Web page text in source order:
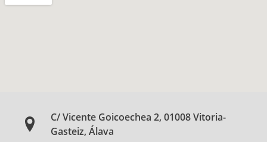
C/ Vicente Goicoechea 2, 01008 Vitoria-
Gasteiz, Álava